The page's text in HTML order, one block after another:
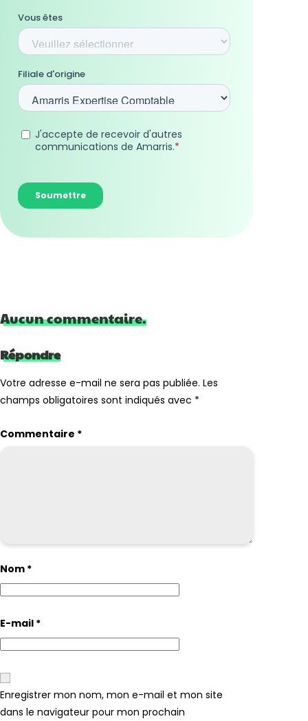
Aucun commentaire.
Répondre
Votre adresse e-mail ne sera pas publiée. Les
champs obligatoires sont indiqués avec *
Commentaire *
Nom *
E-mail *
Enregistrer mon nom, mon e-mail et mon site
dans le navigateur pour mon prochain